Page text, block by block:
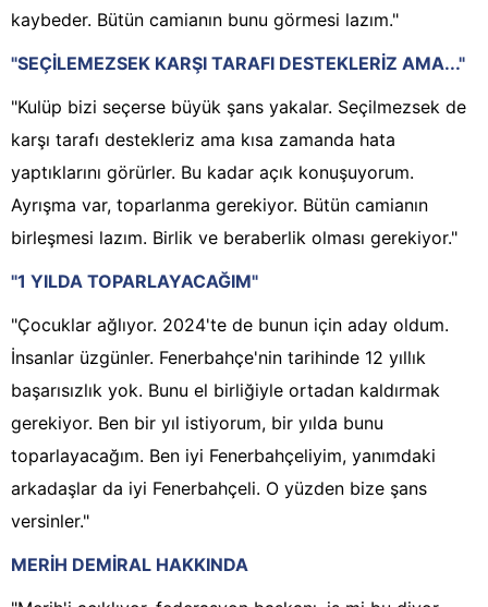
kaybeder. Bütün camianın bunu görmesi lazım."
"SEÇİLEMEZSEK KARŞI TARAFI DESTEKLERİZ AMA..."
"Kulüp bizi seçerse büyük şans yakalar. Seçilmezsek de
karşı tarafı destekleriz ama kısa zamanda hata
yaptıklarını görürler. Bu kadar açık konuşuyorum.
Ayrışma var, toparlanma gerekiyor. Bütün camianın
birleşmesi lazım. Birlik ve beraberlik olması gerekiyor."
"1 YILDA TOPARLAYACAĞIM"
"Çocuklar ağlıyor. 2024'te de bunun için aday oldum.
İnsanlar üzgünler. Fenerbahçe'nin tarihinde 12 yıllık
başarısızlık yok. Bunu el birliğiyle ortadan kaldırmak
gerekiyor. Ben bir yıl istiyorum, bir yılda bunu
toparlayacağım. Ben iyi Fenerbahçeliyim, yanımdaki
arkadaşlar da iyi Fenerbahçeli. O yüzden bize şans
versinler."
MERİH DEMİRAL HAKKINDA